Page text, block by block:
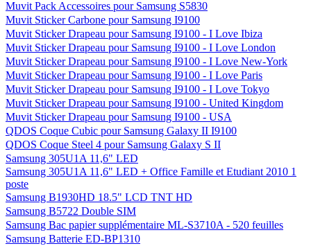
Muvit Pack Accessoires pour Samsung S5830
Muvit Sticker Carbone pour Samsung I9100
Muvit Sticker Drapeau pour Samsung I9100 - I Love Ibiza
Muvit Sticker Drapeau pour Samsung I9100 - I Love London
Muvit Sticker Drapeau pour Samsung I9100 - I Love New-York
Muvit Sticker Drapeau pour Samsung I9100 - I Love Paris
Muvit Sticker Drapeau pour Samsung I9100 - I Love Tokyo
Muvit Sticker Drapeau pour Samsung I9100 - United Kingdom
Muvit Sticker Drapeau pour Samsung I9100 - USA
QDOS Coque Cubic pour Samsung Galaxy II I9100
QDOS Coque Steel 4 pour Samsung Galaxy S II
Samsung 305U1A 11,6" LED
Samsung 305U1A 11,6" LED + Office Famille et Etudiant 2010 1
poste
Samsung B1930HD 18.5" LCD TNT HD
Samsung B5722 Double SIM
Samsung Bac papier supplémentaire ML-S3710A - 520 feuilles
Samsung Batterie ED-BP1310